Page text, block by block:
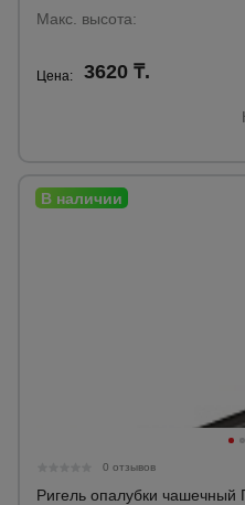
Макс. высота:
Цена: 3620 ₸.
0 отзывов
Ригель опалубки